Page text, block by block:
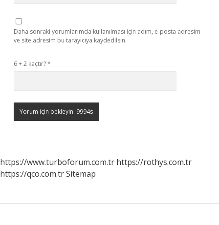
Daha sonraki yorumlarımda kullanılması için adım, e-posta adresim
ve site adresim bu tarayıcıya kaydedilsin.
6 + 2 kaçtır?*
https://www.turboforum.com.tr https://rothys.com.tr
https://qco.com.trSitemap